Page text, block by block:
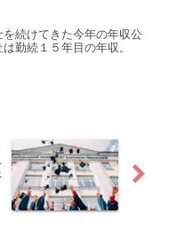
を続けてきた今年の年収公
勤続１５年目の年収。